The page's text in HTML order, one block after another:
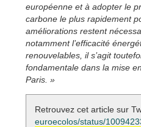
européenne et à adopter le
carbone le plus rapidement
améliorations restent
notamment l’efficacité
renouvelables, il s’agit
fondamentale dans la mise
Paris. »
Retrouvez cet article sur
euroecolos/status/